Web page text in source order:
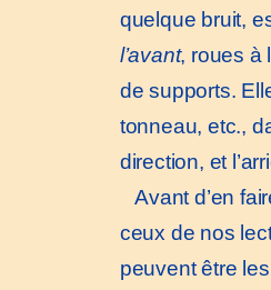
quelque bruit,
l’avant, roues à
de supports.
tonneau, etc.,
direction, et
Avant d’en
ceux de nos
peuvent être